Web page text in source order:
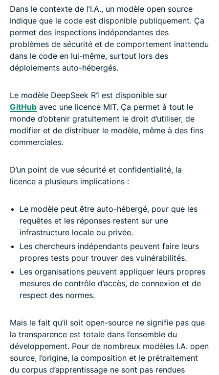
Dans le contexte de l’I.A., un modèle open source
indique que le code est disponible publiquement. Ça
permet des inspections indépendantes des
problèmes de sécurité et de comportement inattendu
dans le code en lui-même, surtout lors des
déploiements auto-hébergés.
Le modèle DeepSeek R1 est disponible sur
GitHub avec une licence MIT. Ça permet à tout le
monde d’obtenir gratuitement le droit d’utiliser, de
modifier et de distribuer le modèle, même à des fins
commerciales.
D’un point de vue sécurité et confidentialité, la
licence a plusieurs implications :
Le modèle peut être auto-hébergé, pour que les
requêtes et les réponses restent sur une
infrastructure locale ou privée.
Les chercheurs indépendants peuvent faire leurs
propres tests pour trouver des vulnérabilités.
Les organisations peuvent appliquer leurs propres
mesures de contrôle d’accès, de connexion et de
respect des normes.
Mais le fait qu’il soit open-source ne signifie pas que
la transparence est totale dans l’ensemble du
développement. Pour de nombreux modèles I.A. open
source, l’origine, la composition et le prétraitement
du corpus d’apprentissage ne sont pas rendues